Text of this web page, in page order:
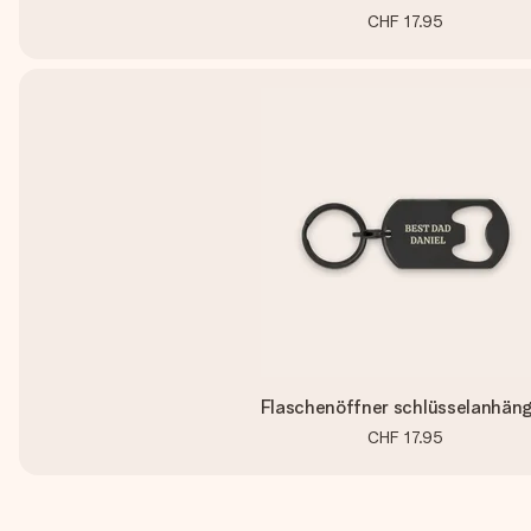
CHF 17.95
Flaschenöffner
CHF 17.95